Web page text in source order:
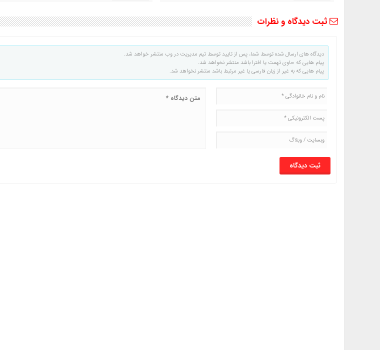
ثبت دیدگاه و نظرات
دیدگاه های ارسال شده توسط شما، پس از تایید توسط تیم مدیریت در وب منتشر خواهد شد.
پیام هایی که حاوی تهمت یا افترا باشد منتشر نخواهد شد.
پیام هایی که به غیر از زبان فارسی یا غیر مرتبط باشد منتشر نخواهد شد.